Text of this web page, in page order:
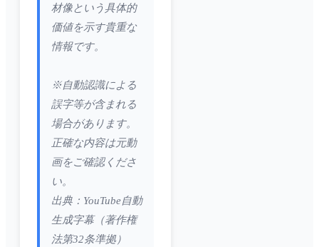
材像という具体的
価値を示す貴重な
情報です。
※自動認識による
誤字等が含まれる
場合があります。
正確な内容は元動
画をご確認くださ
い。
出典：YouTube自動
生成字幕（著作権
法第32条準拠）